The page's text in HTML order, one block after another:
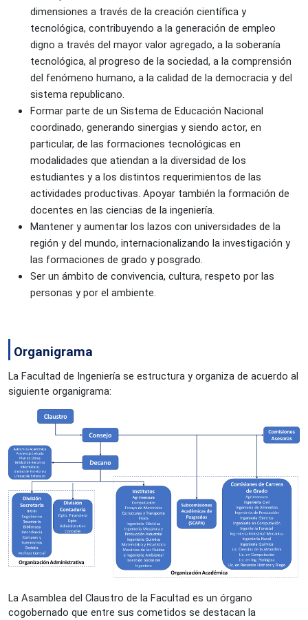
dimensiones a través de la creación científica y
tecnológica, contribuyendo a la generación de empleo
digno a través del mayor valor agregado, a la soberanía
tecnológica, al progreso de la sociedad, a la comprensión
del fenómeno humano, a la calidad de la democracia y del
sistema republicano.
Formar parte de un Sistema de Educación Nacional
coordinado, generando sinergias y siendo actor, en
particular, de las formaciones tecnológicas en
modalidades que atiendan a la diversidad de los
estudiantes y a los distintos requerimientos de las
actividades productivas. Apoyar también la formación de
docentes en las ciencias de la ingeniería.
Mantener y aumentar los lazos con universidades de la
región y del mundo, internacionalizando la investigación y
las formaciones de grado y posgrado.
Ser un ámbito de convivencia, cultura, respeto por las
personas y por el ambiente.
Organigrama
La Facultad de Ingeniería se estructura y organiza de acuerdo al
siguiente organigrama:
La Asamblea del Claustro de la Facultad es un órgano
cogobernado que entre sus cometidos se destacan la